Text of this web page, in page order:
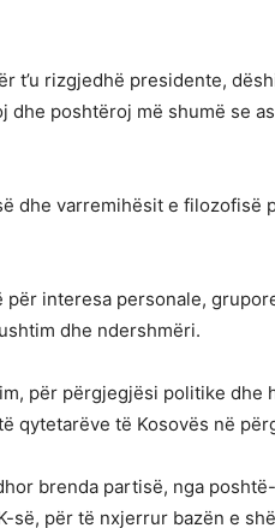
t’u rizgjedhë presidente,
dhe poshtëroj më shumë se
dhe varremihësit e filozofisë
interesa personale,
dhe ndershmëri.
për përgjegjësi politike dhe
qytetarëve të Kosovës në
brenda partisë, nga
së, për të nxjerrur bazën e